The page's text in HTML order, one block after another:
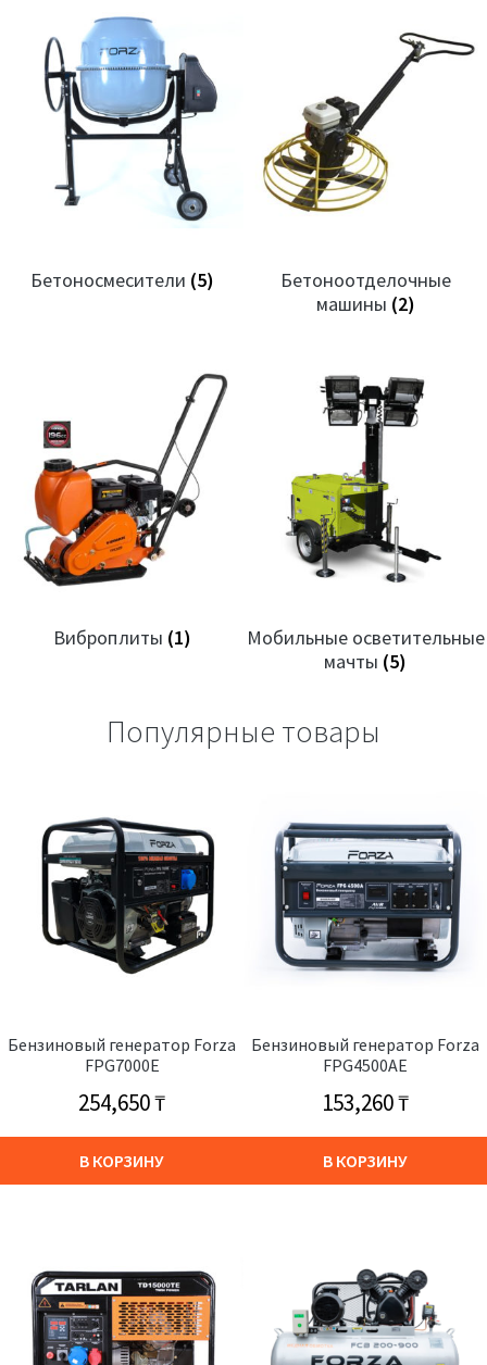
Бетоносмесители (5)
Бетоноотделочные
машины (2)
Виброплиты (1)
Мобильные осветительные
мачты (5)
Популярные товары
Бензиновый генератор Forza
FPG7000E
254,650₸
В КОРЗИНУ
Бензиновый генератор Forza
FPG4500AE
153,260₸
В КОРЗИНУ